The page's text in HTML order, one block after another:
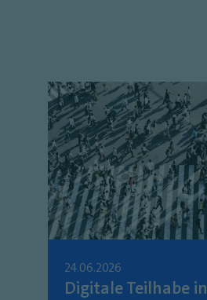
24.06.2026
Digitale Teilhabe in